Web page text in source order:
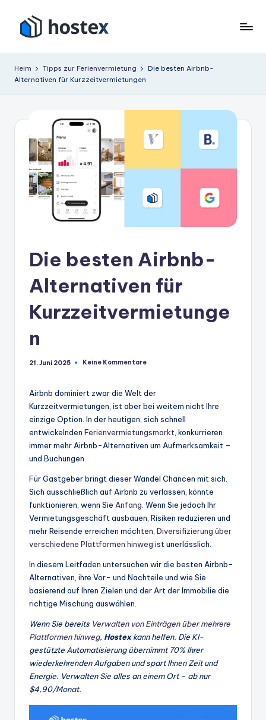
Inhalt
springen
o
s
Ihre
Autopilot
Heim Tipps zur Ferienvermietung
Die besten Airbnb-
Alternativen für Kurzzeitvermietungen
Die besten Airbnb-
Alternativen für
Kurzzeitvermietunge
n
21. Juni 2025 Keine Kommentare
Airbnb dominiert zwar die Welt der
Kurzzeitvermietungen, ist aber bei weitem nicht Ihre
einzige Option. In der heutigen, sich schnell
entwickelnden Ferienvermietungsmarkt , konkurrieren
immer mehr Airbnb-Alternativen um Aufmerksamkeit –
und Buchungen.
Für Gastgeber bringt dieser Wandel Chancen mit sich.
Sich ausschließlich auf Airbnb zu verlassen, könnte
funktionieren, wenn Sie Anfang . Wenn Sie jedoch Ihr
Vermietungsgeschäft ausbauen, Risiken reduzieren und
mehr Reisende erreichen möchten, Diversifizierung über
verschiedene Plattformen hinweg ist unerlässlich.
In diesem Leitfaden untersuchen wir die besten Airbnb-
Alternativen, ihre Vor- und Nachteile und wie Sie
basierend auf Ihren Zielen und der Art der Immobilie die
richtige Mischung auswählen.
Wenn Sie bereits Verwalten von Einträgen über mehrere
Plattformen hinweg, Hostexkann helfen. Die KI-
gestützte Automatisierung übernimmt 70% Ihrer
wiederkehrenden Aufgaben und spart Ihnen Zeit und
Energie. Verwalten Sie alles an einem Ort – ab nur
$4,90/Monat.